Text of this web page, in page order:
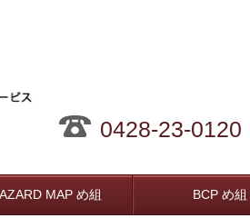
0428-23-0120
MAP め組 BCP め組